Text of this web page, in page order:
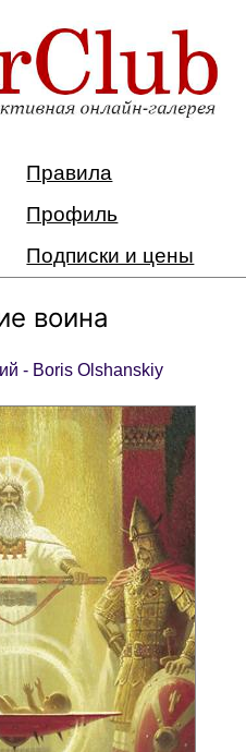
Правила
Профиль
Подписки и цены
воина
- Boris Olshanskiy